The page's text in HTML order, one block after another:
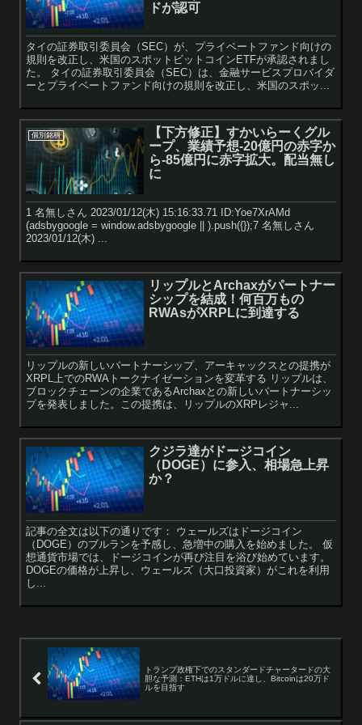
ドが認可
タイの証券取引委員会（SEC）が、プライベートファンド向けの
規則を改正し、米国のスポットビットコインETFが承認されまし
た。 タイの証券取引委員会（SEC）は、金融サービスプロバイダ
ーとプライベートファンド向けの規則を改正し、米国のスポッ...
個別銘柄
【下方修正】すかいらーくグル
ープ、業績予想-20億円の赤字か
ら-85億円に赤字拡大。配当無し
に
1 名無しさん 2023/01/12(木) 15:16:33.71 ID:Yoe7XrAMd
(adsbygoogle = window.adsbygoogle || ).push({});7 名無しさん
2023/01/12(木) ...
リップルとArchaxがパートナー
シップを結成！何百万もの
RWAsがXRPLに到達する
リップルの新しいパートナーシップ、アーキャックスとの提携が
XRPL上でのRWAトークナイゼーションを変革する リップルは、
ブロックチェーンの企業であるArchaxとの新しいパートナーシッ
プを発表しました。この提携は、リップルのXRPレジャ...
クジラ達がドージコイン
（DOGE）に参入、相場急上昇
か？
記事の全文は以下の通りです： ウェールズはドージコイン
（DOGE）のブルランを予感し、急増中の購入を始めました。 仮
想通貨市場では、ドージコインが再び注目を浴び始めています。
DOGEの価格が上昇し、ウェールズ（大口投資家）がこれを利用
し...
トランプ政権下でのスタンダードチャータードの大
胆な予測：ETHは1万ドルに達し、Bitcoinは20万ド
ルを目指す